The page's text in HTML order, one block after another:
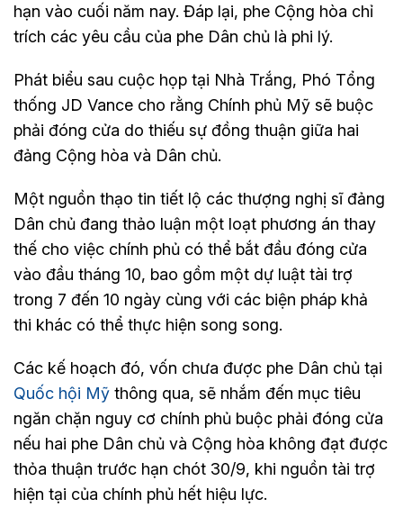
hạn vào cuối năm nay. Đáp lại, phe Cộng hòa chỉ
trích các yêu cầu của phe Dân chủ là phi lý.
Phát biểu sau cuộc họp tại Nhà Trắng, Phó Tổng
thống JD Vance cho rằng Chính phủ Mỹ sẽ buộc
phải đóng cửa do thiếu sự đồng thuận giữa hai
đảng Cộng hòa và Dân chủ.
Một nguồn thạo tin tiết lộ các thượng nghị sĩ đảng
Dân chủ đang thảo luận một loạt phương án thay
thế cho việc chính phủ có thể bắt đầu đóng cửa
vào đầu tháng 10, bao gồm một dự luật tài trợ
trong 7 đến 10 ngày cùng với các biện pháp khả
thi khác có thể thực hiện song song.
Các kế hoạch đó, vốn chưa được phe Dân chủ tại
Quốc hội Mỹ thông qua, sẽ nhắm đến mục tiêu
ngăn chặn nguy cơ chính phủ buộc phải đóng cửa
nếu hai phe Dân chủ và Cộng hòa không đạt được
thỏa thuận trước hạn chót 30/9, khi nguồn tài trợ
hiện tại của chính phủ hết hiệu lực.